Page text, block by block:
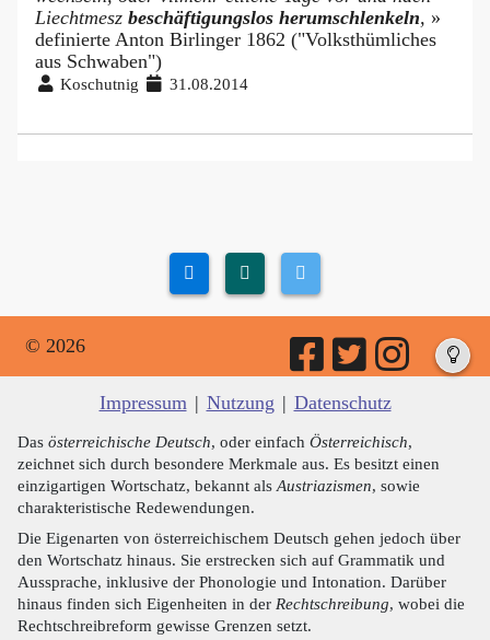
Liechtmesz beschäftigungslos herumschlenkeln, »
definierte Anton Birlinger 1862 ("Volksthümliches
aus Schwaben")
Koschutnig 31.08.2014
© 2026
Impressum | Nutzung | Datenschutz
Das österreichische Deutsch, oder einfach Österreichisch,
zeichnet sich durch besondere Merkmale aus. Es besitzt einen
einzigartigen Wortschatz, bekannt als Austriazismen, sowie
charakteristische Redewendungen.
Die Eigenarten von österreichischem Deutsch gehen jedoch über
den Wortschatz hinaus. Sie erstrecken sich auf Grammatik und
Aussprache, inklusive der Phonologie und Intonation. Darüber
hinaus finden sich Eigenheiten in der Rechtschreibung, wobei die
Rechtschreibreform gewisse Grenzen setzt.